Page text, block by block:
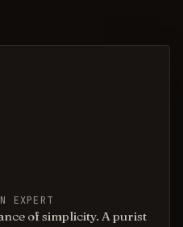
EXPERT
of simplicity. A purist